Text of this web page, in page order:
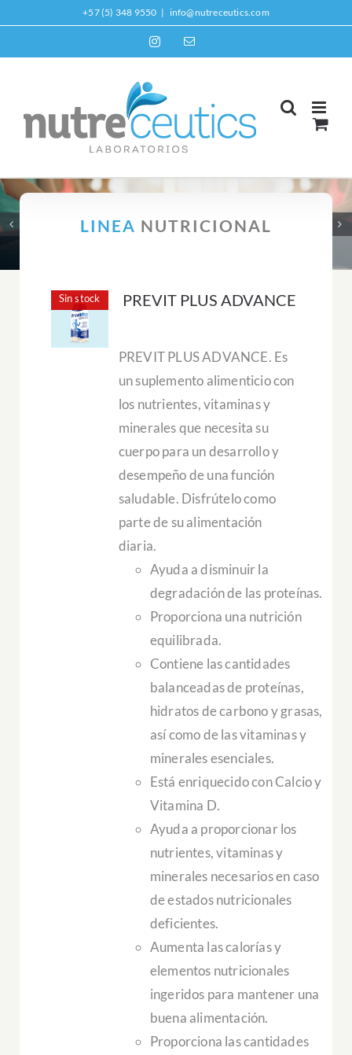
content
+57 (5) 348 9550 | info@nutreceutics.com
InstagramEmail
LINEA NUTRICIONAL
Sin stock PREVIT PLUS ADVANCE
PREVIT PLUS ADVANCE. Es
un suplemento alimenticio con
los nutrientes, vitaminas y
minerales que necesita su
cuerpo para un desarrollo y
desempeño de una función
saludable. Disfrútelo como
parte de su alimentación
diaria.
Ayuda a disminuir la
degradación de las proteínas.
Proporciona una nutrición
equilibrada.
Contiene las cantidades
balanceadas de proteínas,
hidratos de carbono y grasas,
así como de las vitaminas y
minerales esenciales.
Está enriquecido con Calcio y
Vitamina D.
Ayuda a proporcionar los
nutrientes, vitaminas y
minerales necesarios en caso
de estados nutricionales
deficientes.
Aumenta las calorías y
elementos nutricionales
ingeridos para mantener una
buena alimentación.
Proporciona las cantidades